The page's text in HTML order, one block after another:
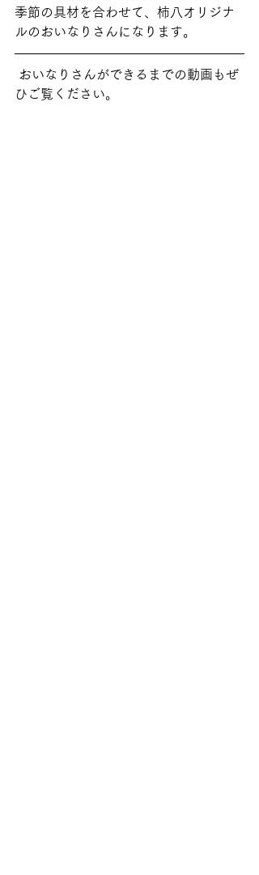
季節の具材を合わせて、柿八オリジナ
ルのおいなりさんになります。
ひご覧ください。